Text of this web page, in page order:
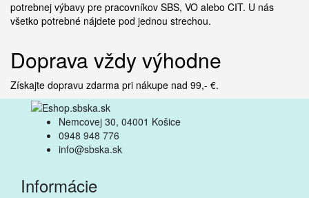
potrebnej výbavy pre pracovníkov SBS, VO alebo CIT. U nás
všetko potrebné nájdete pod jednou strechou.
Doprava vždy výhodne
Získajte dopravu zdarma pri nákupe nad 99,- €.
Nemcovej 30, 04001 Košice
0948 948 776
info@sbska.sk
Informácie